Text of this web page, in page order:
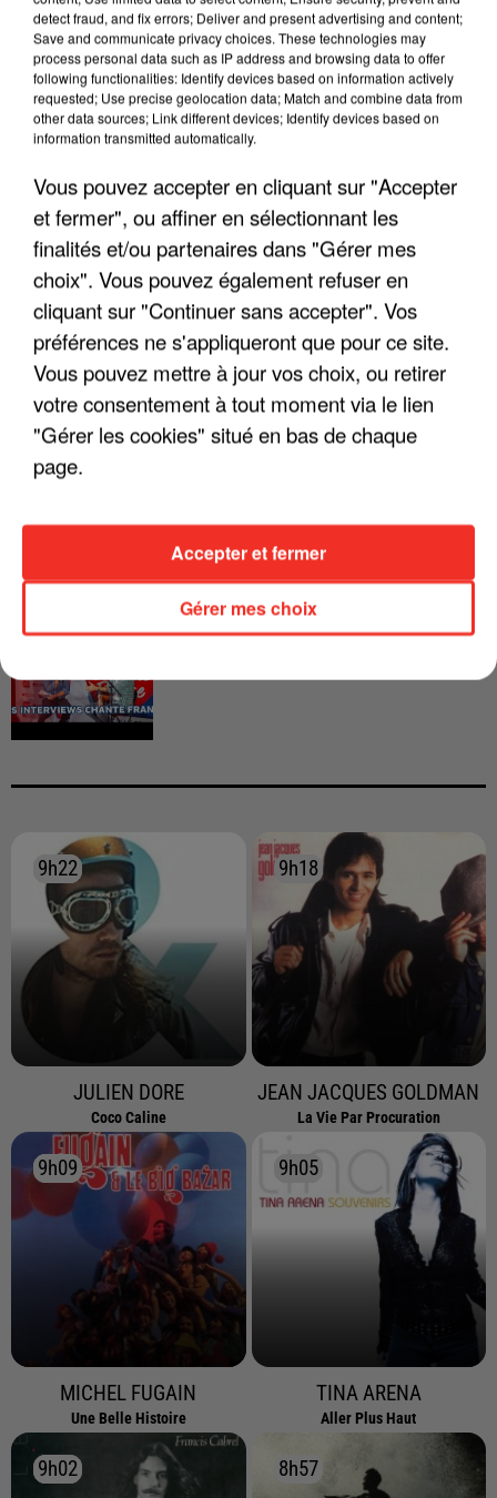
"JE SUIS À DISPOSITION DES
ENFOIRÉS"
"ON N'EST PAS DES PARENTS
PARFAITS"
INTERVIEW CHANTE FRANCE AVEC
VIANNEY
9h22
9h22
JULIEN DORE
Coco Caline
9h18
9h18
JEAN JACQUES GOLDMAN
La Vie Par Procuration
9h09
9h09
MICHEL FUGAIN
Une Belle Histoire
9h05
9h05
TINA ARENA
Aller Plus Haut
9h02
9h02 8h57
8h57
detect fraud, and fix errors; Deliver and present advertising and content;
Save and communicate privacy choices. These technologies may
process personal data such as IP address and browsing data to offer
following functionalities: Identify devices based on information actively
requested; Use precise geolocation data; Match and combine data from
other data sources; Link different devices; Identify devices based on
information transmitted automatically.
Vous pouvez accepter en cliquant sur "Accepter
et fermer", ou affiner en sélectionnant les
finalités et/ou partenaires dans "Gérer mes
choix". Vous pouvez également refuser en
cliquant sur "Continuer sans accepter". Vos
préférences ne s'appliqueront que pour ce site.
Vous pouvez mettre à jour vos choix, ou retirer
votre consentement à tout moment via le lien
"Gérer les cookies" situé en bas de chaque
page.
Gérer mes choix
Accepter et fermer